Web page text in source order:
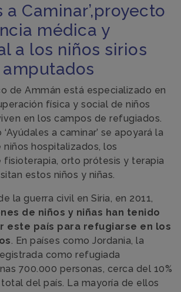
a Caminar’,proyecto
médica y
a los niños sirios
de Ammán está especializado en
física y social de niños
en los campos de refugiados.
a caminar’ se apoyará la
hospitalizados, los
orto prótesis y terapia
estos niños y niñas.
la guerra civil en Siria, en 2011,
de niños y niñas han tenido
este país para refugiarse en los
. En países como Jordania, la
como refugiada
700.000 personas, cerca del 10%
del país. La mayoría de ellos